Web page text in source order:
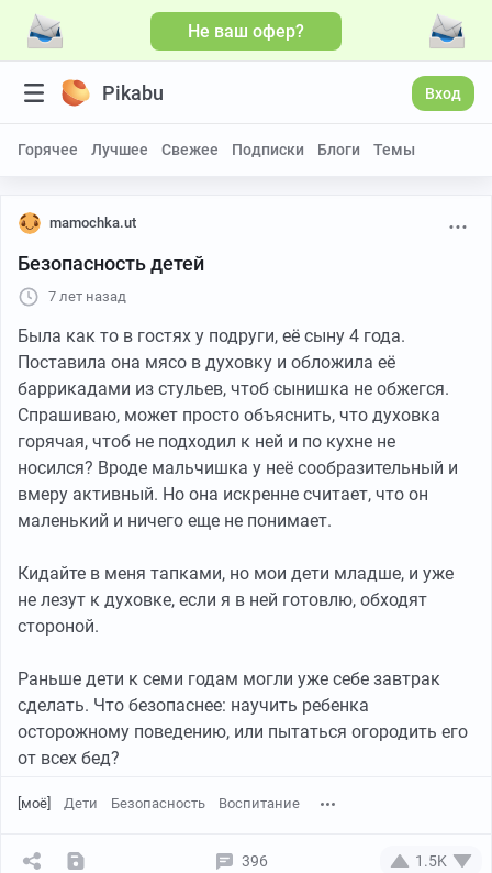
Не ваш офер?
Pikabu Вход
Горячее Лучшее Свежее Подписки Блоги Темы
mamochka.ut
Безопасность детей
7 лет назад
Была как то в гостях у подруги, её сыну 4 года.
Поставила она мясо в духовку и обложила её
баррикадами из стульев, чтоб сынишка не обжегся.
Спрашиваю, может просто объяснить, что духовка
горячая, чтоб не подходил к ней и по кухне не
носился? Вроде мальчишка у неё сообразительный и
вмеру активный. Но она искренне считает, что он
маленький и ничего еще не понимает.
Кидайте в меня тапками, но мои дети младше, и уже
не лезут к духовке, если я в ней готовлю, обходят
стороной.
Раньше дети к семи годам могли уже себе завтрак
сделать. Что безопаснее: научить ребенка
осторожному поведению, или пытаться огородить его
от всех бед?
[моё] Дети Безопасность Воспитание
396 1.5K